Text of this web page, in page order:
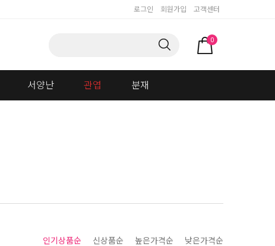
로그인 회원가입 고객센터
0
서양난 관엽 분재
인기상품순 신상품순 높은가격순 낮은가격순